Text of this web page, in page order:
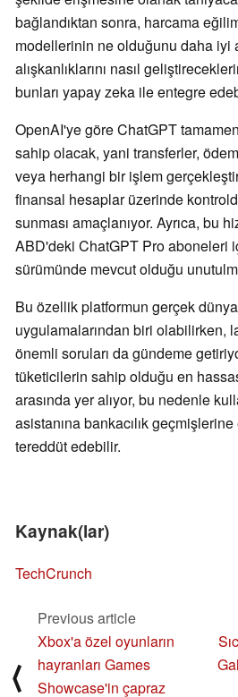
bağlandıktan sonra, harcama
modellerinin ne olduğunu daha iyi
alışkanlıklarını nasıl
bunları yapay zeka ile entegre
OpenAI'ye göre ChatGPT
sahip olacak, yani transferler,
veya herhangi bir işlem
finansal hesaplar üzerinde
sunması amaçlanıyor. Ayrıca, bu
ABD'deki ChatGPT Pro aboneleri
sürümünde mevcut olduğu
Bu özellik platformun gerçek
uygulamalarından biri olabilirken,
önemli soruları da gündeme
tüketicilerin sahip olduğu en
arasında yer alıyor, bu nedenle
asistanına bankacılık
tereddüt edebilir.
Kaynak(lar)
TechCrunch
⟨
Previous article
Xbox'a özel oyunların
hayranları Games
Showcase'in çapraz